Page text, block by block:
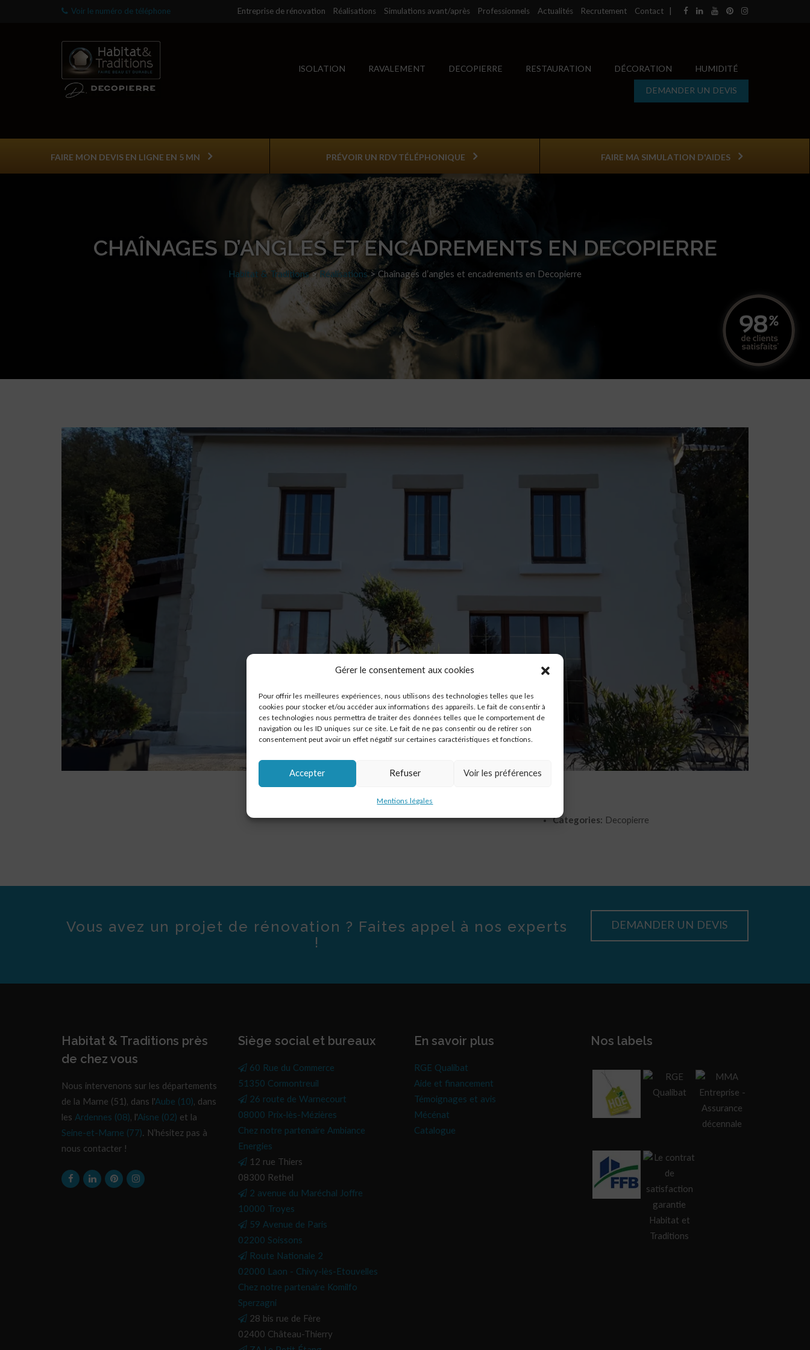
Gérer le consentement aux cookies
Pour offrir les meilleures expériences, nous utilisons des technologies telles que les
cookies pour stocker et/ou accéder aux informations des appareils. Le fait de consentir à
ces technologies nous permettra de traiter des données telles que le comportement de
navigation ou les ID uniques sur ce site. Le fait de ne pas consentir ou de retirer son
consentement peut avoir un effet négatif sur certaines caractéristiques et fonctions.
Accepter Refuser Voir les préférences
Mentions légales
Voir le numéro de téléphone Entreprise de rénovation Réalisations Simulations avant/après Professionnels Actualités Recrutement Contact
ISOLATION RAVALEMENT DECOPIERRE RESTAURATION DÉCORATION HUMIDITÉ
DEMANDER UN DEVIS
FAIRE MON DEVIS EN LIGNE EN 5 MN PRÉVOIR UN RDV TÉLÉPHONIQUE FAIRE MA SIMULATION D'AIDES
CHAÎNAGES D’ANGLES ET ENCADREMENTS EN DECOPIERRE
Habitat & Traditions> Réalisations> Chaînages d’angles et encadrements en Decopierre
Categories: Decopierre
Vous avez un projet de rénovation ? Faites appel à nos experts
!
DEMANDER UN DEVIS
Habitat & Traditions près
de chez vous
Nous intervenons sur les départements
de la Marne (51), dans l'Aube (10), dans
les Ardennes (08), l'Aisne (02) et la
Seine-et-Marne (77). N’hésitez pas à
nous contacter !
Siège social et bureaux
60 Rue du Commerce
51350 Cormontreuil
26 route de Warnecourt
08000 Prix-lès-Mézières
Chez notre partenaire Ambiance
Energies
12 rue Thiers
08300 Rethel
2 avenue du Maréchal Joffre
10000 Troyes
59 Avenue de Paris
02200 Soissons
Route Nationale 2
02000 Laon - Chivy-lès-Etouvelles
Chez notre partenaire Komilfo
Sperzagni
28 bis rue de Fère
02400 Château-Thierry
En savoir plus
RGE Qualibat
Aide et financement
Témoignages et avis
Mécénat
Catalogue
Nos labels